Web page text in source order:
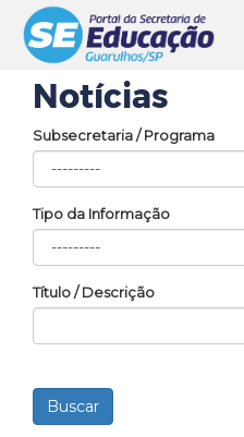
Notícias
Subsecretaria / Programa
Tipo da Informação
Título / Descrição